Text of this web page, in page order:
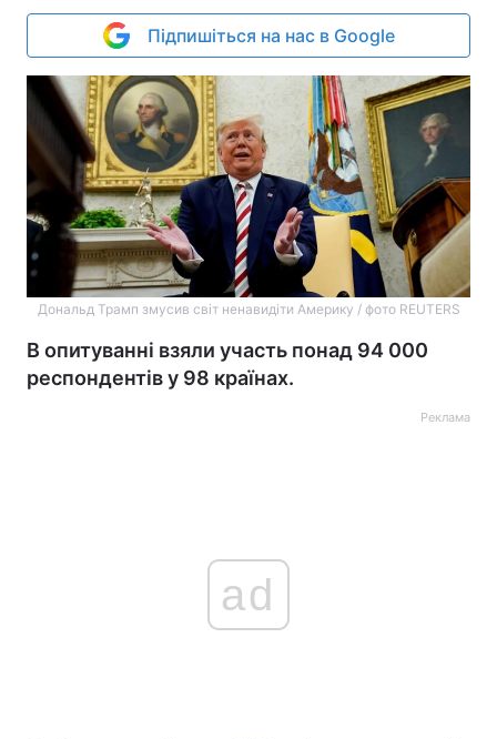
Підпишіться на нас в Google
Дональд Трамп змусив світ ненавидіти Америку / фото REUTERS
В опитуванні взяли участь понад 94 000
респондентів у 98 країнах.
Реклама
ad